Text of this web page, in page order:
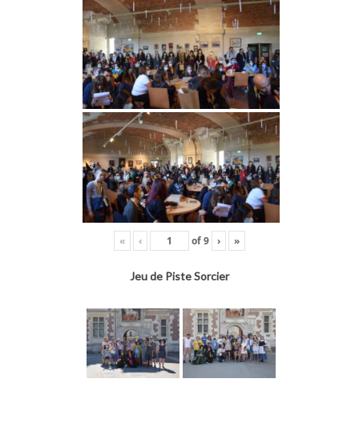
« ‹ of9 › »
Jeu de Piste Sorcier